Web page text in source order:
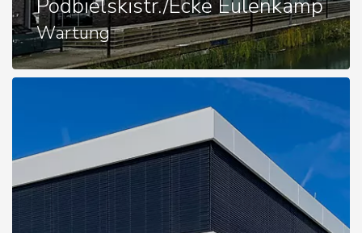
Podbielskistr./Ecke Eulenkamp
Wartung